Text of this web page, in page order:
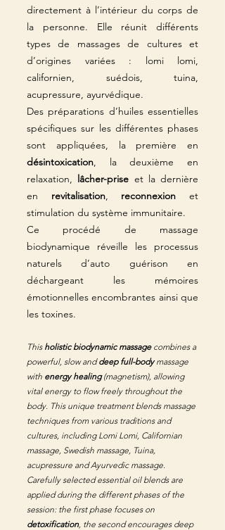
directement à l’intérieur du corps de
la personne. Elle réunit différents
types de massages de cultures et
d’origines variées : lomi lomi,
californien, suédois, tuina,
acupressure, ayurvédique.
Des préparations d’huiles essentielles
spécifiques sur les différentes phases
sont appliquées, la première en
désintoxication, la deuxième en
relaxation, lâcher-prise et la dernière
en revitalisation, reconnexionet
stimulation du système immunitaire.
Ce procédé de massage
biodynamique réveille les processus
naturels d’auto guérison en
déchargeant les mémoires
émotionnelles encombrantes ainsi que
les toxines.
This holistic biodynamic massagecombines a
powerful, slow anddeep full-bodymassage
with energy healing(magnetism), allowing
vital energy to flow freely throughout the
body. This unique treatment blends massage
techniques from various traditions and
cultures, including Lomi Lomi, Californian
massage, Swedish massage, Tuina,
acupressure and Ayurvedic massage.
Carefully selected essential oil blends are
applied during the different phases of the
session: the first phase focuses on
detoxification, the second encourages deep